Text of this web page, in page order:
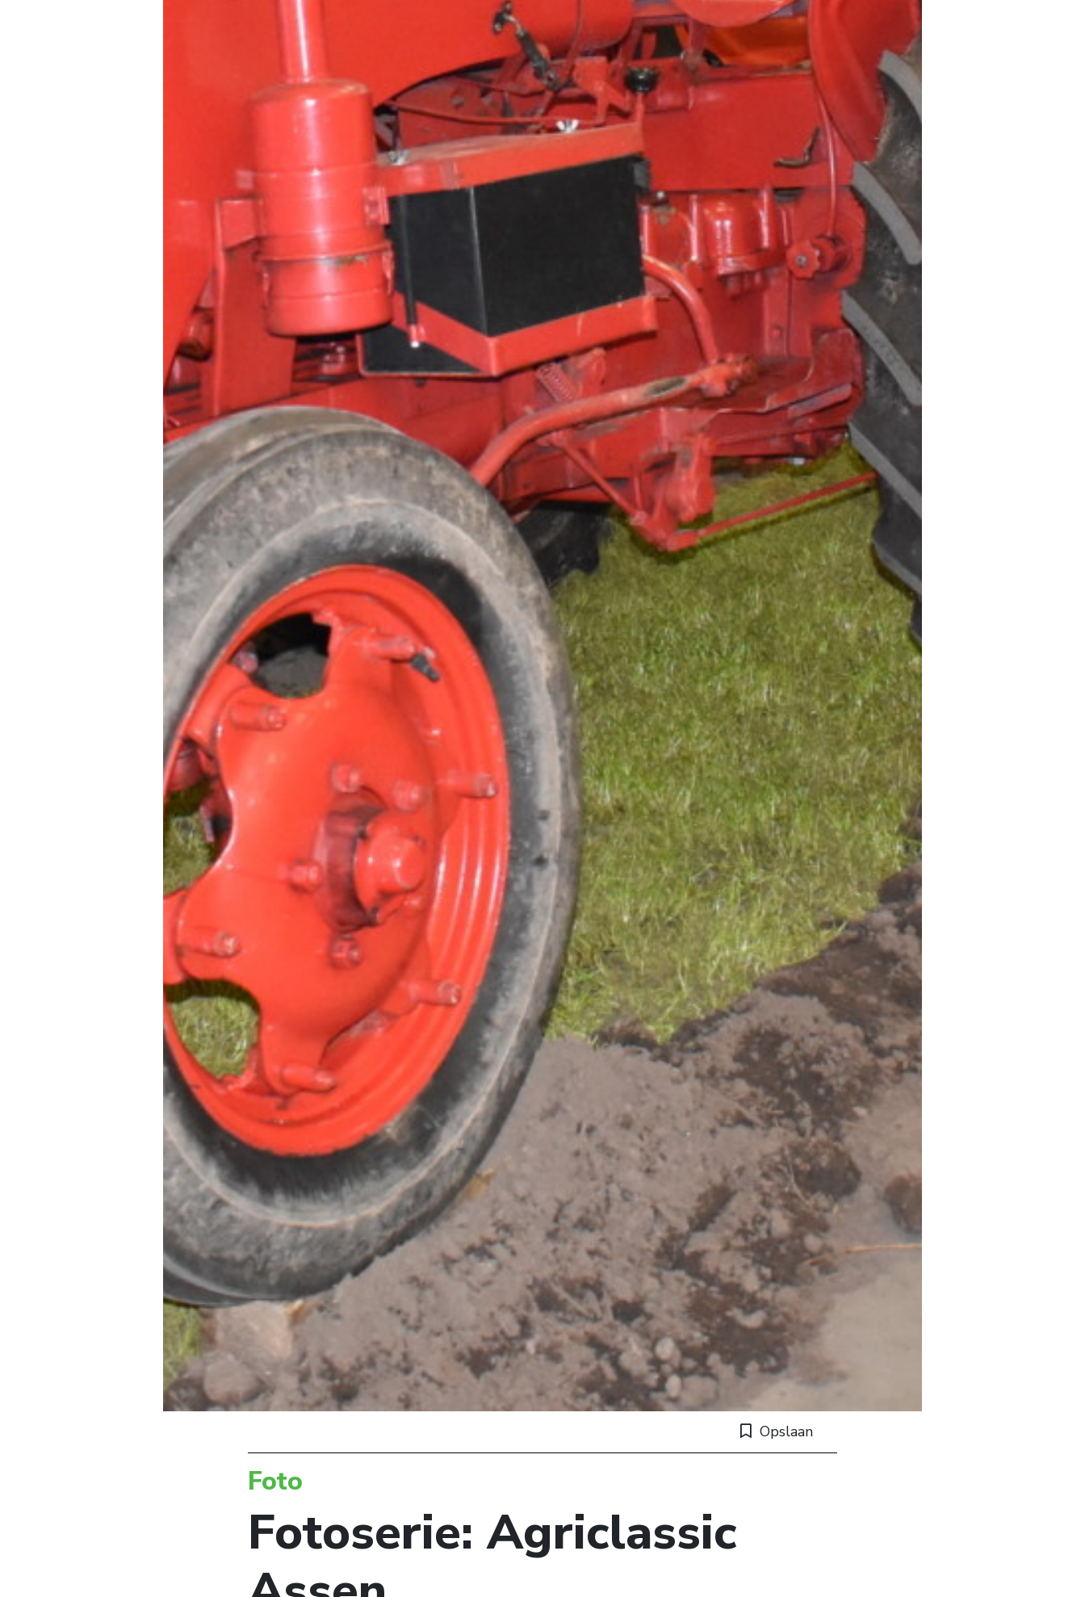
Opslaan
Foto
Fotoserie: Agriclassic